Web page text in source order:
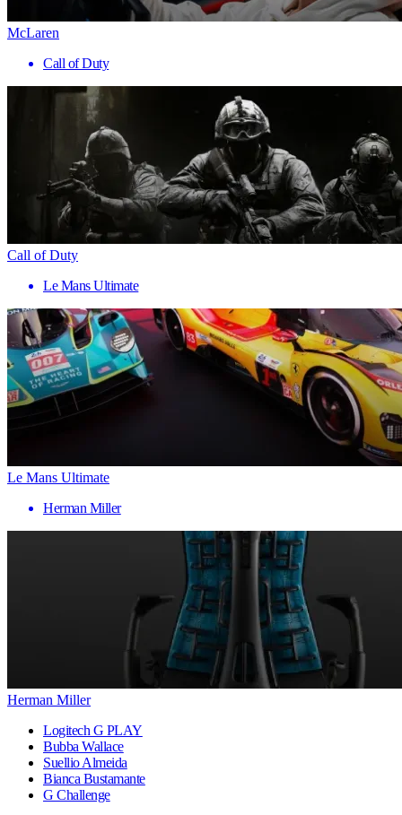
McLaren
Call of Duty
Call of Duty
Le Mans Ultimate
Le Mans Ultimate
Herman Miller
Herman Miller
Logitech G PLAY
Bubba Wallace
Suellio Almeida
Bianca Bustamante
G Challenge